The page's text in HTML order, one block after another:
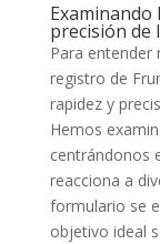
Examinando
precisión de
Para entender
registro de
rapidez y
Hemos
centrándonos
reacciona a
formulario se
objetivo ideal